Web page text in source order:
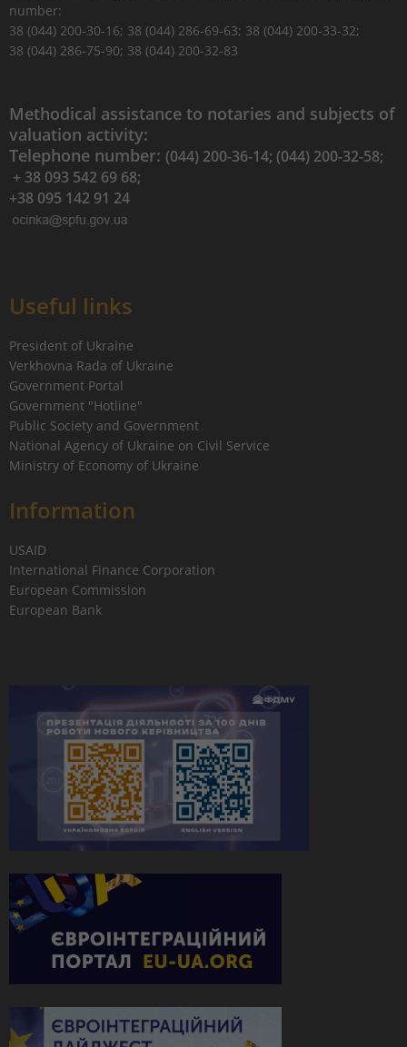
number:
38 (044) 200-30-16; 38 (044) 286-69-63; 38 (044) 200-33-32;
38 (044) 286-75-90; 38 (044) 200-32-83
Methodical assistance to notaries and subjects of
valuation activity:
Telephone number: (044) 200-36-14; (044) 200-32-58;
+ 38 093 542 69 68;
+38 095 142 91 24
Useful links
President of Ukraine
Verkhovna Rada of Ukraine
Government Portal
Government "Hotline"
Public Society and Government
National Agency of Ukraine on Civil Service
Ministry of Economy of Ukraine
Information
USAID
International Finance Corporation
European Commission
European Bank